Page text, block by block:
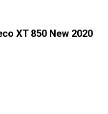
XT 850 New 2020